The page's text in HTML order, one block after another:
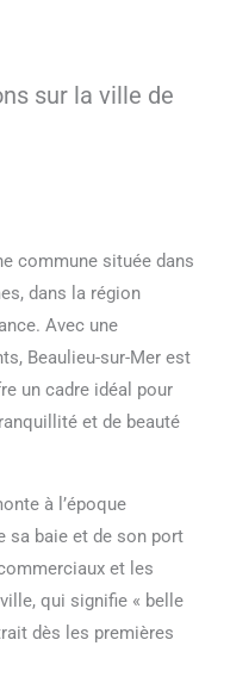
sur la ville de
commune située dans
dans la région
Avec une
Beaulieu-sur-Mer est
un cadre idéal pour
et de beauté
à l’époque
sa baie et de son port
et les
qui signifie « belle
dès les premières